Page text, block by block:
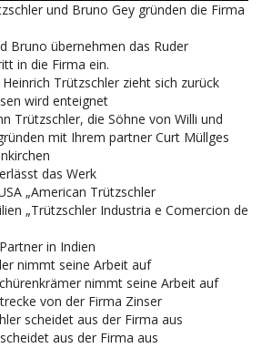
und Bruno Gey gründen die Firma
Bruno übernehmen das Ruder
in die Firma ein.
Trützschler zieht sich zurück
wird enteignet
Trützschler, die Söhne von Willi und
mit Ihrem partner Curt Müllges
das Werk
„American Trützschler
„Trützschler Industria e Comercion de
in Indien
nimmt seine Arbeit auf
nimmt seine Arbeit auf
von der Firma Zinser
scheidet aus der Firma aus
aus der Firma aus